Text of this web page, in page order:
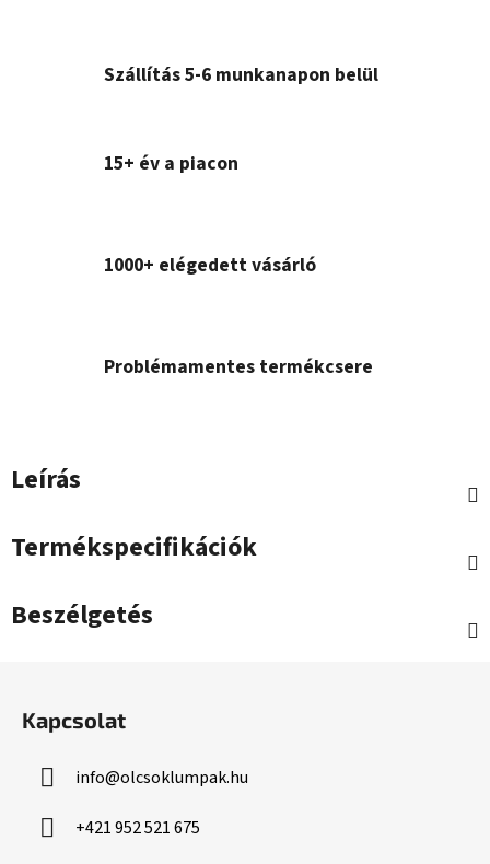
Szállítás 5-6 munkanapon belül
15+ év a piacon
1000+ elégedett vásárló
Problémamentes termékcsere
Leírás
Termékspecifikációk
Beszélgetés
Kapcsolat
info@olcsoklumpak.hu
+421 952 521 675